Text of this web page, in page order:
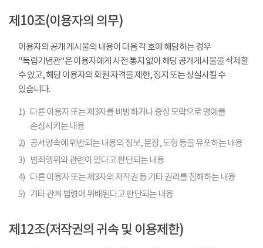
제10조(이용자의 의무)
이용자의 공개 게시물의 내용이 다음 각 호에 해당하는 경우
"독립기념관"은 이용자에게 사전 통지 없이 해당 공개게시물을 삭제할
수 있고, 해당 이용자의 회원 자격을 제한, 정지 또는 상실시킬 수
있습니다.
1) 다른 이용자 또는 제3자를 비방하거나 중상 모략으로 명예를
손상시키는 내용
2) 공서양속에 위반되는 내용의 정보, 문장, 도형 등을 유포하는 내용
3)
범죄행위와 관련이 있다고 판단되는 내용
4) 다른 이용자 또는 제3자의 저작권 등 기타 권리를 침해하는 내용
5) 기타 관계 법령에 위배된다고 판단되는 내용
제12조(저작권의 귀속 및 이용제한)